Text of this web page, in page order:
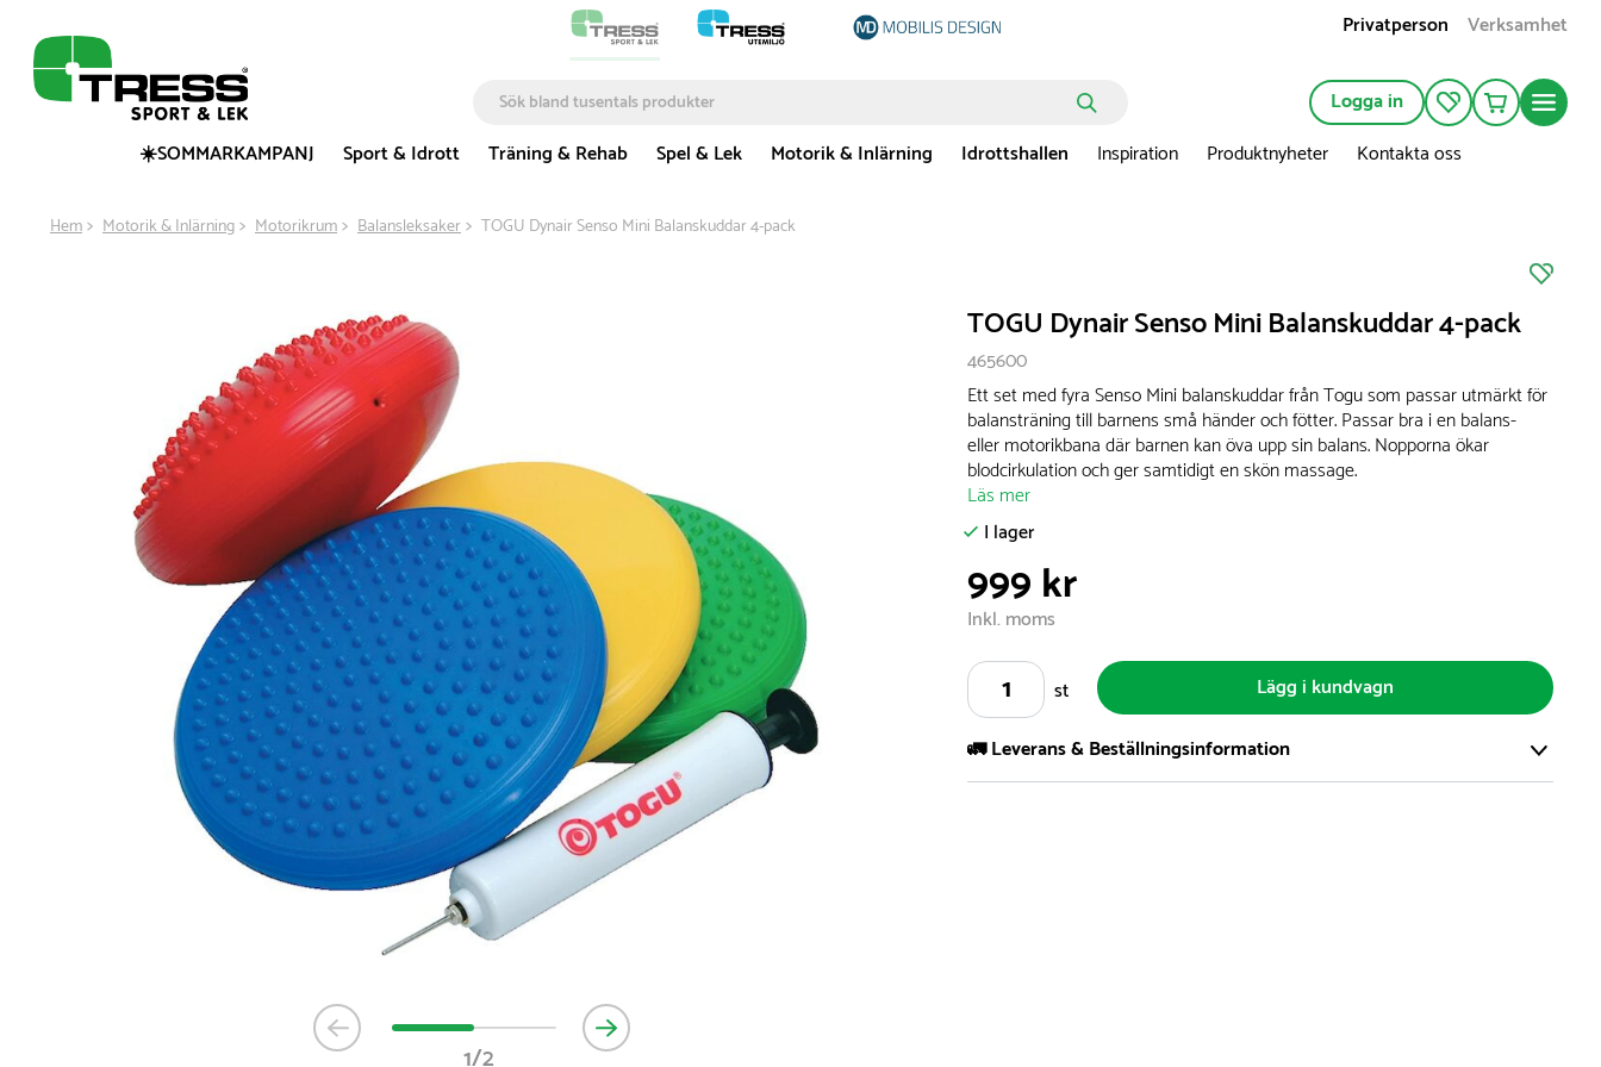
Privatperson Verksamhet
Logga in
☀️SOMMARKAMPANJ
Sport & Idrott Träning & Rehab Spel & Lek Motorik & Inlärning Idrottshallen Inspiration Produktnyheter Kontakta oss
Hem Motorik & Inlärning Motorikrum Balansleksaker TOGU Dynair Senso Mini Balanskuddar 4-pack
1/2
TOGU Dynair Senso Mini Balanskuddar 4-pack
465600
Ett set med fyra Senso Mini balanskuddar från Togu som passar utmärkt för
balansträning till barnens små händer och fötter. Passar bra i en balans-
eller motorikbana där barnen kan öva upp sin balans. Nopporna ökar
blodcirkulation och ger samtidigt en skön massage.
Läs mer
I lager
999 kr
Inkl. moms
st
Lägg i kundvagn
🚛 Leverans & Beställningsinformation